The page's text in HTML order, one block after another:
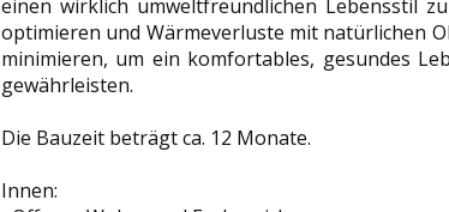
einen wirklich umweltfreundlichen Lebensstil
optimieren und Wärmeverluste mit natürlichen
minimieren, um ein komfortables, gesundes
gewährleisten.
Die Bauzeit beträgt ca. 12 Monate.
Innen: